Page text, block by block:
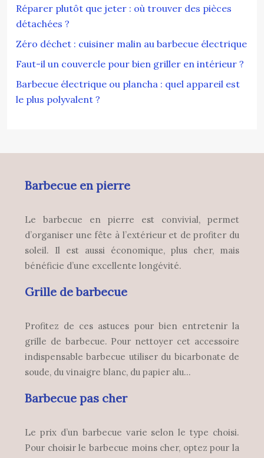
Réparer plutôt que jeter : où trouver des pièces
détachées ?
Zéro déchet : cuisiner malin au barbecue électrique
Faut-il un couvercle pour bien griller en intérieur ?
Barbecue électrique ou plancha : quel appareil est
le plus polyvalent ?
Barbecue en pierre
Le barbecue en pierre est convivial, permet
d’organiser une fête à l’extérieur et de profiter du
soleil. Il est aussi économique, plus cher, mais
bénéficie d’une excellente longévité.
Grille de barbecue
Profitez de ces astuces pour bien entretenir la
grille de barbecue. Pour nettoyer cet accessoire
indispensable barbecue utiliser du bicarbonate de
soude, du vinaigre blanc, du papier alu…
Barbecue pas cher
Le prix d’un barbecue varie selon le type choisi.
Pour choisir le barbecue moins cher, optez pour la